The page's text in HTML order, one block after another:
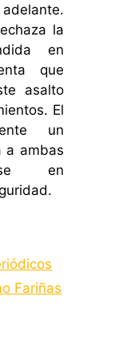
la
en
que
asalto
El
un
a ambas
en
Fariñas